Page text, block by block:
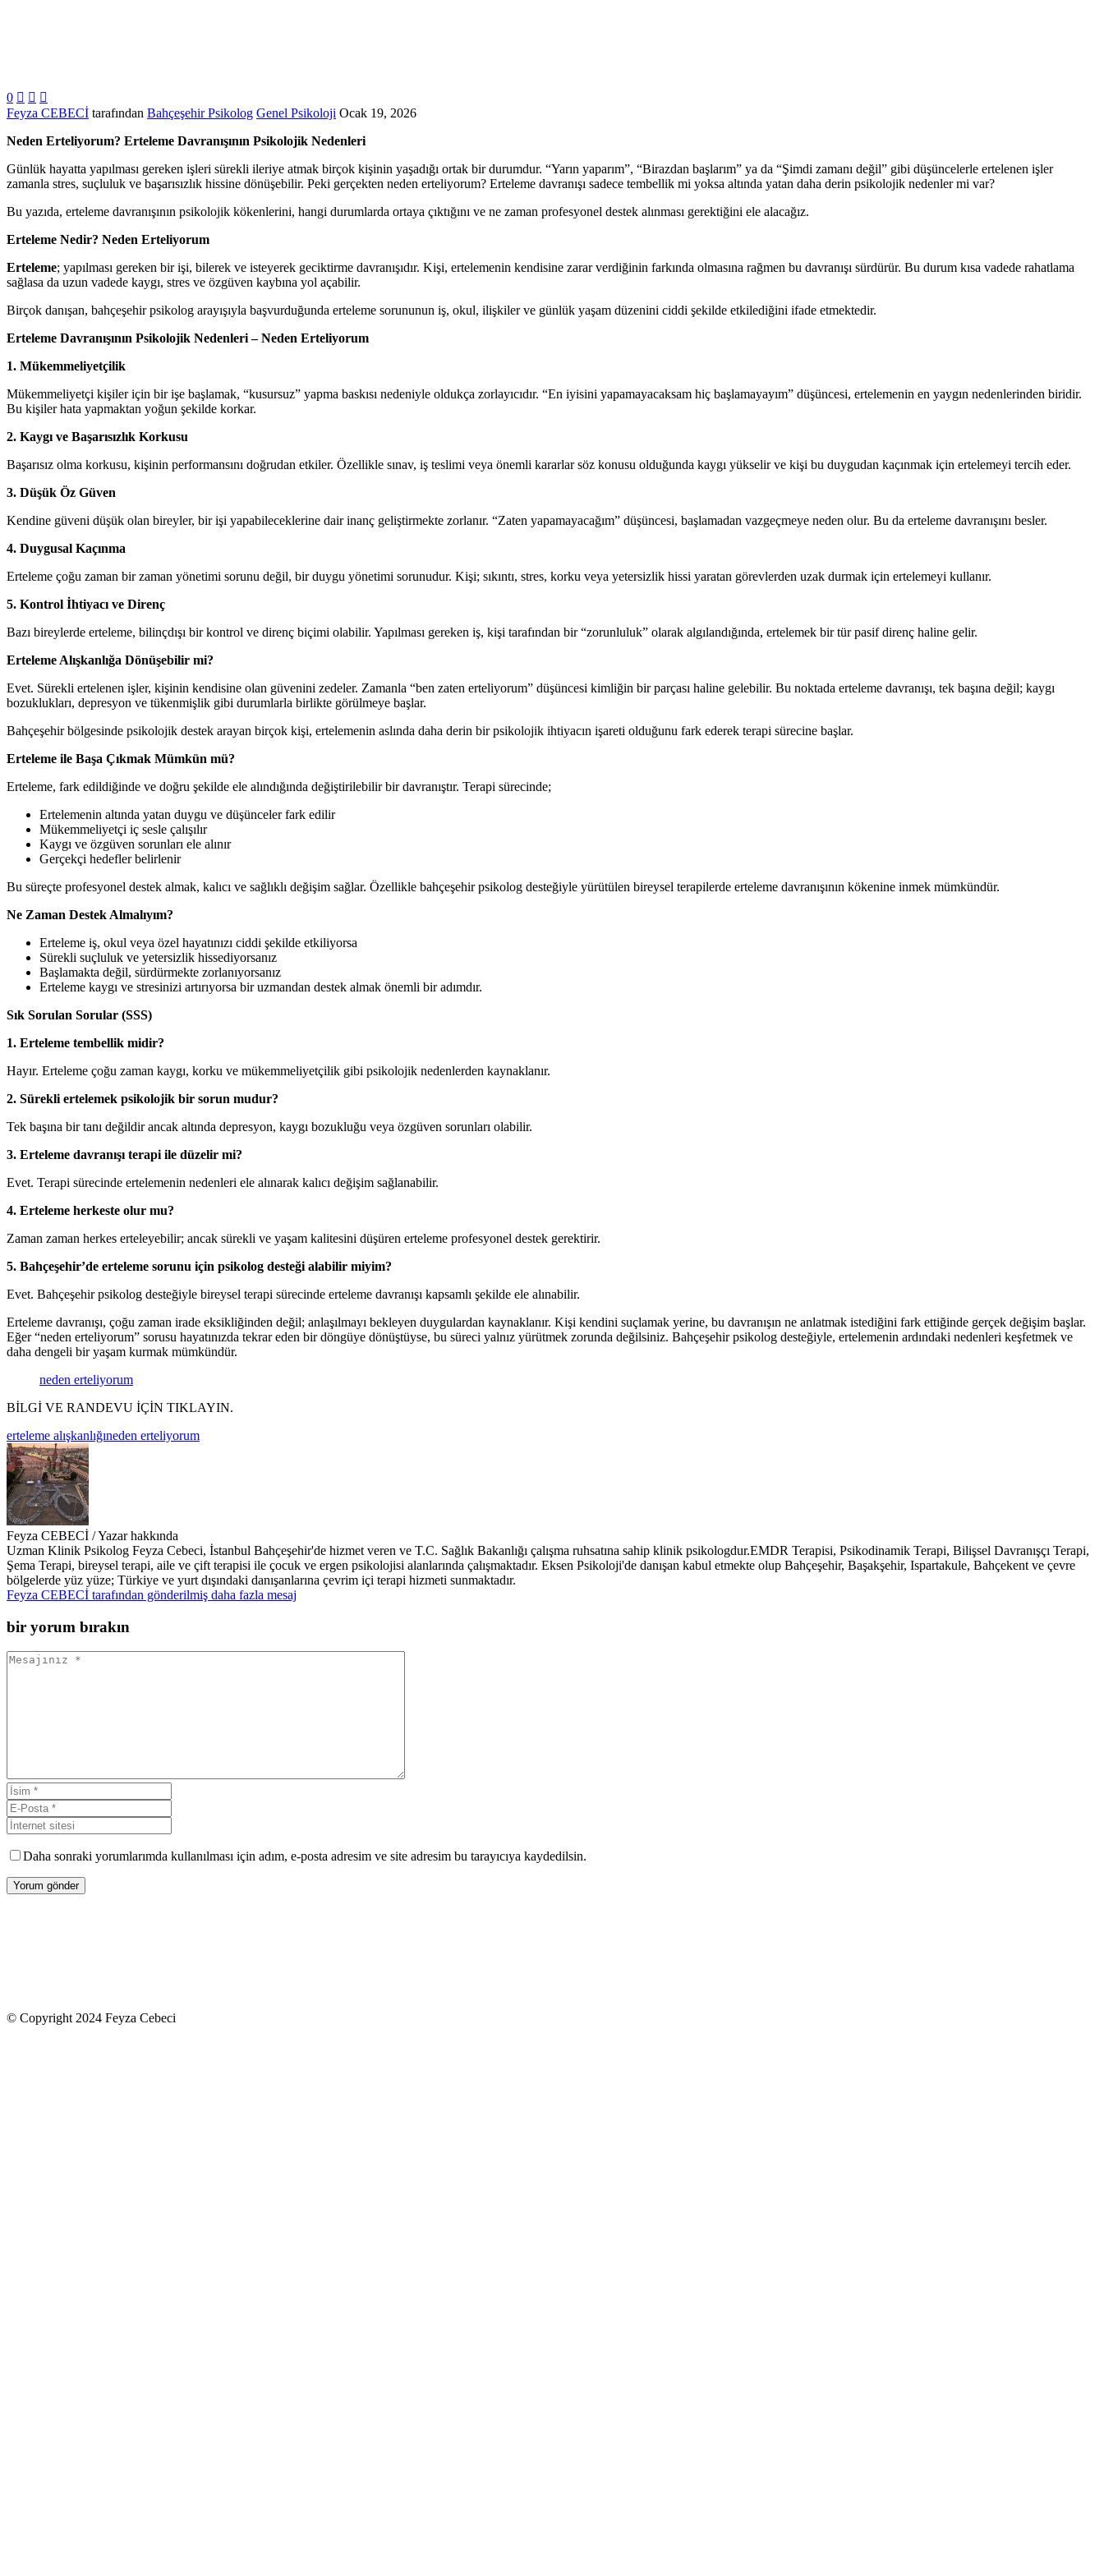
0   
Feyza CEBECİ tarafından Bahçeşehir Psikolog Genel Psikoloji Ocak 19, 2026
Neden Erteliyorum? Erteleme Davranışının Psikolojik Nedenleri
Günlük hayatta yapılması gereken işleri sürekli ileriye atmak birçok kişinin yaşadığı ortak bir durumdur. “Yarın yaparım”, “Birazdan başlarım” ya da “Şimdi zamanı değil” gibi düşüncelerle ertelenen işler
zamanla stres, suçluluk ve başarısızlık hissine dönüşebilir. Peki gerçekten neden erteliyorum? Erteleme davranışı sadece tembellik mi yoksa altında yatan daha derin psikolojik nedenler mi var?
Bu yazıda, erteleme davranışının psikolojik kökenlerini, hangi durumlarda ortaya çıktığını ve ne zaman profesyonel destek alınması gerektiğini ele alacağız.
Erteleme Nedir? Neden Erteliyorum
Erteleme; yapılması gereken bir işi, bilerek ve isteyerek geciktirme davranışıdır. Kişi, ertelemenin kendisine zarar verdiğinin farkında olmasına rağmen bu davranışı sürdürür. Bu durum kısa vadede rahatlama
sağlasa da uzun vadede kaygı, stres ve özgüven kaybına yol açabilir.
Birçok danışan, bahçeşehir psikolog arayışıyla başvurduğunda erteleme sorununun iş, okul, ilişkiler ve günlük yaşam düzenini ciddi şekilde etkilediğini ifade etmektedir.
Erteleme Davranışının Psikolojik Nedenleri – Neden Erteliyorum
1. Mükemmeliyetçilik
Mükemmeliyetçi kişiler için bir işe başlamak, “kusursuz” yapma baskısı nedeniyle oldukça zorlayıcıdır. “En iyisini yapamayacaksam hiç başlamayayım” düşüncesi, ertelemenin en yaygın nedenlerinden biridir.
Bu kişiler hata yapmaktan yoğun şekilde korkar.
2. Kaygı ve Başarısızlık Korkusu
Başarısız olma korkusu, kişinin performansını doğrudan etkiler. Özellikle sınav, iş teslimi veya önemli kararlar söz konusu olduğunda kaygı yükselir ve kişi bu duygudan kaçınmak için ertelemeyi tercih eder.
3. Düşük Öz Güven
Kendine güveni düşük olan bireyler, bir işi yapabileceklerine dair inanç geliştirmekte zorlanır. “Zaten yapamayacağım” düşüncesi, başlamadan vazgeçmeye neden olur. Bu da erteleme davranışını besler.
4. Duygusal Kaçınma
Erteleme çoğu zaman bir zaman yönetimi sorunu değil, bir duygu yönetimi sorunudur. Kişi; sıkıntı, stres, korku veya yetersizlik hissi yaratan görevlerden uzak durmak için ertelemeyi kullanır.
5. Kontrol İhtiyacı ve Direnç
Bazı bireylerde erteleme, bilinçdışı bir kontrol ve direnç biçimi olabilir. Yapılması gereken iş, kişi tarafından bir “zorunluluk” olarak algılandığında, ertelemek bir tür pasif direnç haline gelir.
Erteleme Alışkanlığa Dönüşebilir mi?
Evet. Sürekli ertelenen işler, kişinin kendisine olan güvenini zedeler. Zamanla “ben zaten erteliyorum” düşüncesi kimliğin bir parçası haline gelebilir. Bu noktada erteleme davranışı, tek başına değil; kaygı
bozuklukları, depresyon ve tükenmişlik gibi durumlarla birlikte görülmeye başlar.
Bahçeşehir bölgesinde psikolojik destek arayan birçok kişi, ertelemenin aslında daha derin bir psikolojik ihtiyacın işareti olduğunu fark ederek terapi sürecine başlar.
Erteleme ile Başa Çıkmak Mümkün mü?
Erteleme, fark edildiğinde ve doğru şekilde ele alındığında değiştirilebilir bir davranıştır. Terapi sürecinde;
Ertelemenin altında yatan duygu ve düşünceler fark edilir
Mükemmeliyetçi iç sesle çalışılır
Kaygı ve özgüven sorunları ele alınır
Gerçekçi hedefler belirlenir
Bu süreçte profesyonel destek almak, kalıcı ve sağlıklı değişim sağlar. Özellikle bahçeşehir psikolog desteğiyle yürütülen bireysel terapilerde erteleme davranışının kökenine inmek mümkündür.
Ne Zaman Destek Almalıyım?
Erteleme iş, okul veya özel hayatınızı ciddi şekilde etkiliyorsa
Sürekli suçluluk ve yetersizlik hissediyorsanız
Başlamakta değil, sürdürmekte zorlanıyorsanız
Erteleme kaygı ve stresinizi artırıyorsa bir uzmandan destek almak önemli bir adımdır.
Sık Sorulan Sorular (SSS)
1. Erteleme tembellik midir?
Hayır. Erteleme çoğu zaman kaygı, korku ve mükemmeliyetçilik gibi psikolojik nedenlerden kaynaklanır.
2. Sürekli ertelemek psikolojik bir sorun mudur?
Tek başına bir tanı değildir ancak altında depresyon, kaygı bozukluğu veya özgüven sorunları olabilir.
3. Erteleme davranışı terapi ile düzelir mi?
Evet. Terapi sürecinde ertelemenin nedenleri ele alınarak kalıcı değişim sağlanabilir.
4. Erteleme herkeste olur mu?
Zaman zaman herkes erteleyebilir; ancak sürekli ve yaşam kalitesini düşüren erteleme profesyonel destek gerektirir.
5. Bahçeşehir’de erteleme sorunu için psikolog desteği alabilir miyim?
Evet. Bahçeşehir psikolog desteğiyle bireysel terapi sürecinde erteleme davranışı kapsamlı şekilde ele alınabilir.
Erteleme davranışı, çoğu zaman irade eksikliğinden değil; anlaşılmayı bekleyen duygulardan kaynaklanır. Kişi kendini suçlamak yerine, bu davranışın ne anlatmak istediğini fark ettiğinde gerçek değişim başlar.
Eğer “neden erteliyorum” sorusu hayatınızda tekrar eden bir döngüye dönüştüyse, bu süreci yalnız yürütmek zorunda değilsiniz. Bahçeşehir psikolog desteğiyle, ertelemenin ardındaki nedenleri keşfetmek ve
daha dengeli bir yaşam kurmak mümkündür.
neden erteliyorum
BİLGİ VE RANDEVU İÇİN TIKLAYIN.
erteleme alışkanlığıneden erteliyorum
Feyza CEBECİ / Yazar hakkında
Uzman Klinik Psikolog Feyza Cebeci, İstanbul Bahçeşehir'de hizmet veren ve T.C. Sağlık Bakanlığı çalışma ruhsatına sahip klinik psikologdur.EMDR Terapisi, Psikodinamik Terapi, Bilişsel Davranışçı Terapi,
Şema Terapi, bireysel terapi, aile ve çift terapisi ile çocuk ve ergen psikolojisi alanlarında çalışmaktadır. Eksen Psikoloji'de danışan kabul etmekte olup Bahçeşehir, Başakşehir, Ispartakule, Bahçekent ve çevre
bölgelerde yüz yüze; Türkiye ve yurt dışındaki danışanlarına çevrim içi terapi hizmeti sunmaktadır.
Feyza CEBECİ tarafından gönderilmiş daha fazla mesaj
bir yorum bırakın
Daha sonraki yorumlarımda kullanılması için adım, e-posta adresim ve site adresim bu tarayıcıya kaydedilsin.
Yorum gönder
© Copyright 2024 Feyza Cebeci